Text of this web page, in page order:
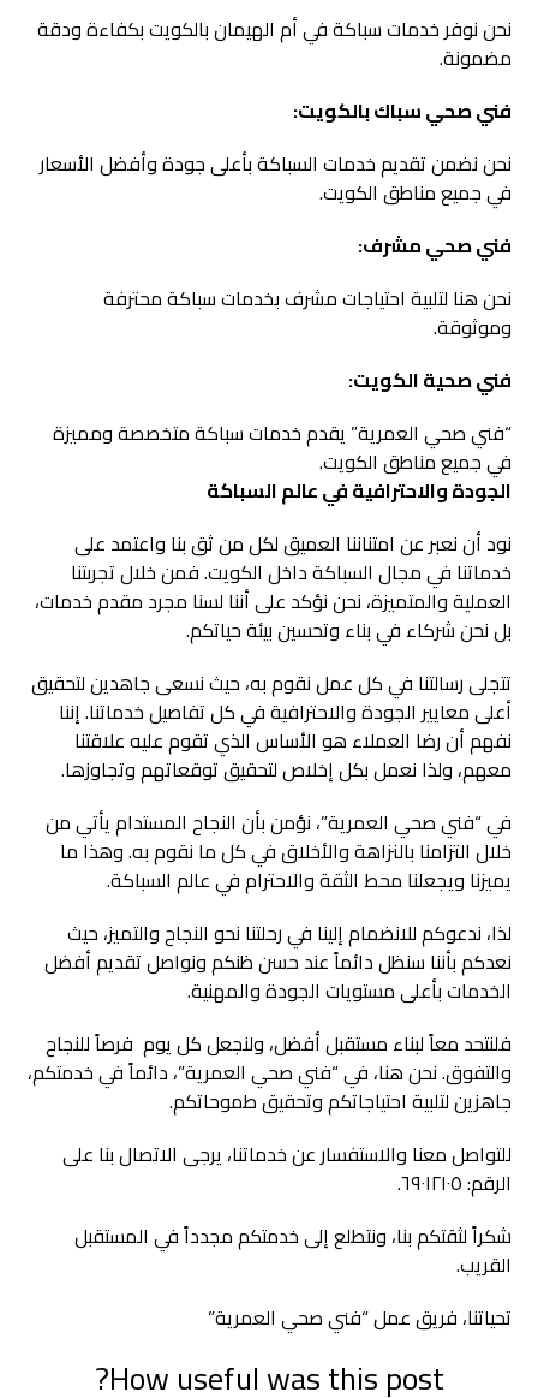
نحن نوفر خدمات سباكة في أم الهيمان بالكويت بكفاءة ودقة
مضمونة.
فني صحي سباك بالكويت:
نحن نضمن تقديم خدمات السباكة بأعلى جودة وأفضل الأسعار
في جميع مناطق الكويت.
فني صحي مشرف:
نحن هنا لتلبية احتياجات مشرف بخدمات سباكة محترفة
وموثوقة.
فني صحية الكويت:
“فني صحي العمرية” يقدم خدمات سباكة متخصصة ومميزة
في جميع مناطق الكويت.
الجودة والاحترافية في عالم السباكة
نود أن نعبر عن امتناننا العميق لكل من ثق بنا واعتمد على
خدماتنا في مجال السباكة داخل الكويت. فمن خلال تجربتنا
العملية والمتميزة، نحن نؤكد على أننا لسنا مجرد مقدم خدمات،
بل نحن شركاء في بناء وتحسين بيئة حياتكم.
تتجلى رسالتنا في كل عمل نقوم به، حيث نسعى جاهدين لتحقيق
أعلى معايير الجودة والاحترافية في كل تفاصيل خدماتنا. إننا
نفهم أن رضا العملاء هو الأساس الذي تقوم عليه علاقتنا
معهم، ولذا نعمل بكل إخلاص لتحقيق توقعاتهم وتجاوزها.
في “فني صحي العمرية”، نؤمن بأن النجاح المستدام يأتي من
خلال التزامنا بالنزاهة والأخلاق في كل ما نقوم به. وهذا ما
يميزنا ويجعلنا محط الثقة والاحترام في عالم السباكة.
لذا، ندعوكم للانضمام إلينا في رحلتنا نحو النجاح والتميز، حيث
نعدكم بأننا سنظل دائماً عند حسن ظنكم ونواصل تقديم أفضل
الخدمات بأعلى مستويات الجودة والمهنية.
فلنتحد معاً لبناء مستقبل أفضل، ولنجعل كل يوم فرصاً للنجاح
والتفوق. نحن هنا، في “فني صحي العمرية”، دائماً في خدمتكم،
جاهزين لتلبية احتياجاتكم وتحقيق طموحاتكم.
للتواصل معنا والاستفسار عن خدماتنا، يرجى الاتصال بنا على
الرقم: ٦٩٠١٢١٠٥.
شكراً لثقتكم بنا، ونتطلع إلى خدمتكم مجدداً في المستقبل
القريب.
تحياتنا، فريق عمل “فني صحي العمرية”
How useful was this post?